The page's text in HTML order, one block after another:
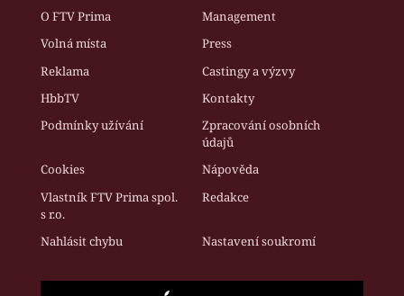
O FTV Prima
Management
Volná místa
Press
Reklama
Castingy a výzvy
HbbTV
Kontakty
Podmínky užívání
Zpracování osobních
údajů
Cookies
Nápověda
Vlastník FTV Prima spol.
s r.o.
Redakce
Nahlásit chybu Nastavení soukromí